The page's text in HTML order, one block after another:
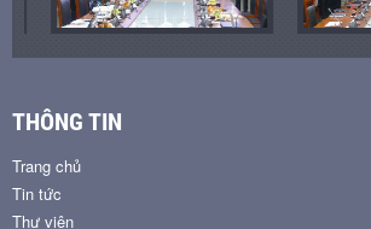
THÔNG TIN
Trang chủ
Tin tức
Thư viện